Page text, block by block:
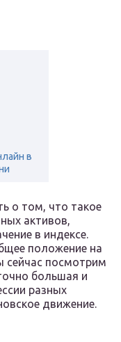
в
о том, что такое
активов,
в индексе.
положение на
сейчас посмотрим
большая и
разных
движение.